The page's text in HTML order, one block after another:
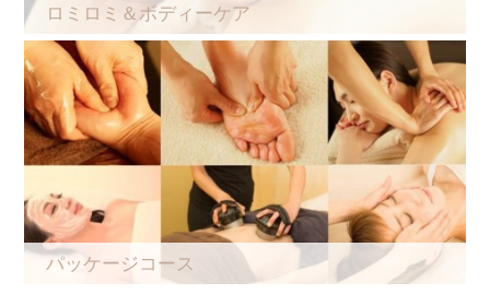
ロミロミ＆ボディーケア
パッケージコース